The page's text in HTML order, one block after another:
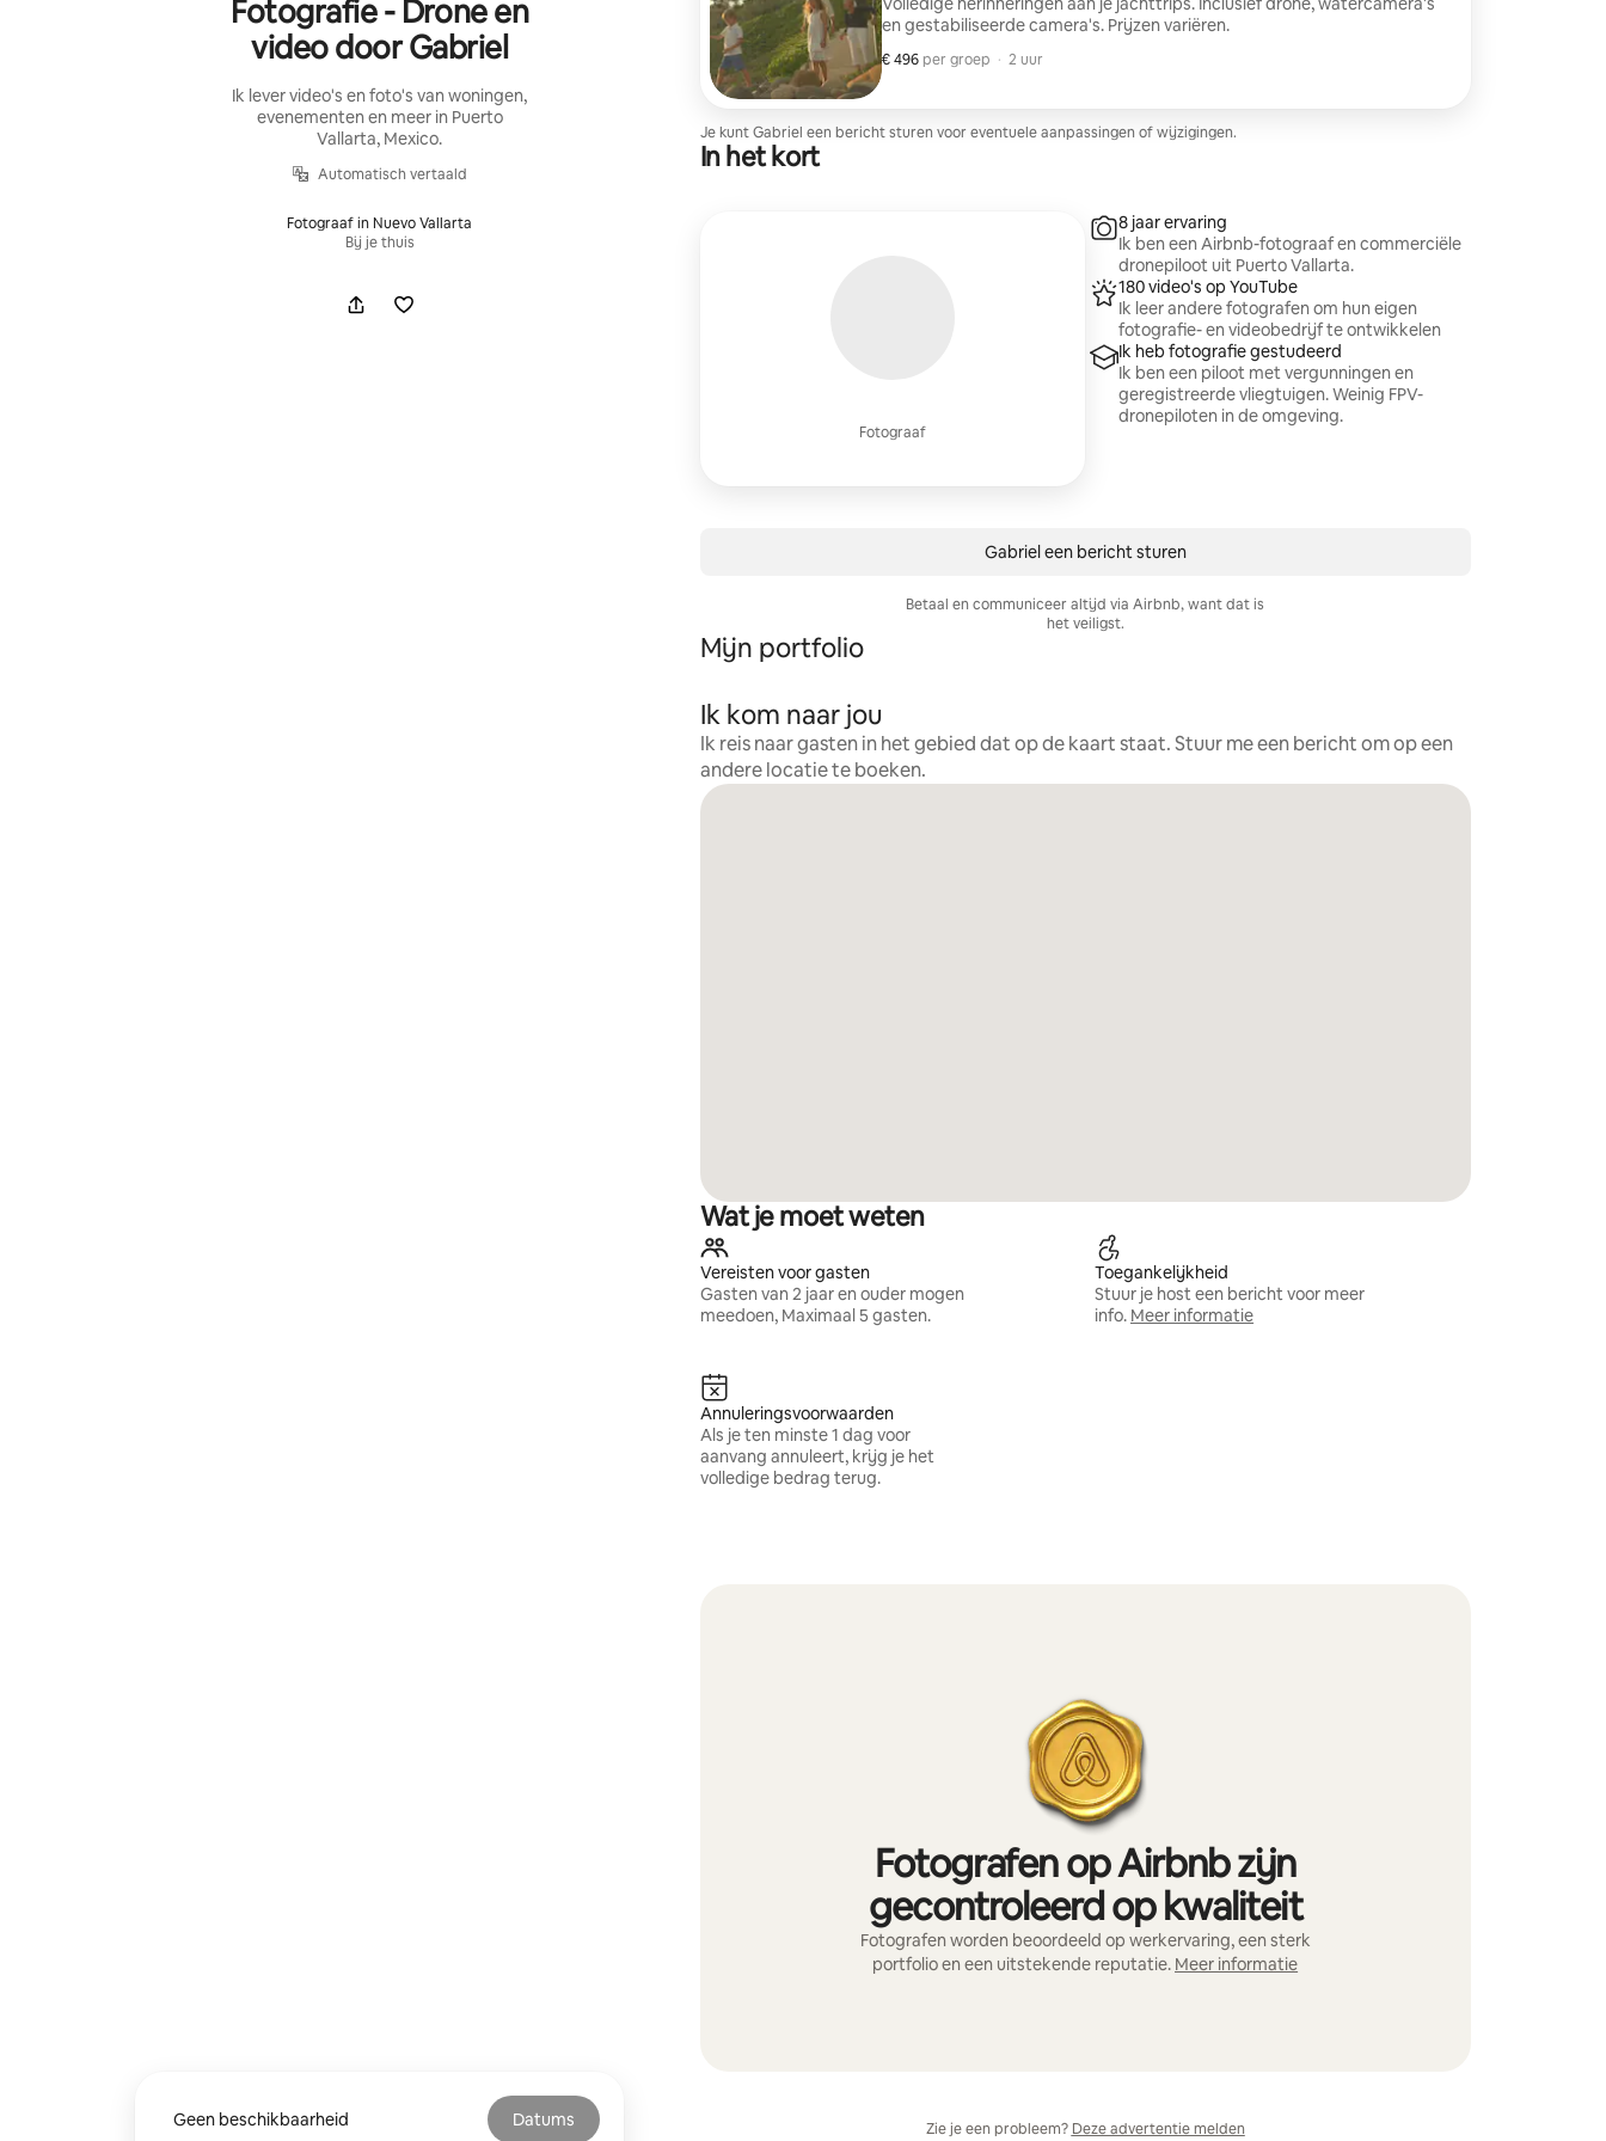
Fotografie - Drone en
video door Gabriel
Ik lever video's en foto's van woningen,
evenementen en meer in Puerto
Vallarta, Mexico.
Automatisch vertaald
Fotograaf in Nuevo Vallarta
Bij je thuis
Geen beschikbaarheid Datums
en gestabiliseerde camera's. Prijzen variëren.
€ 496 per groep
€ 496 per groep
, · 2 uur
Je kunt Gabriel een bericht sturen voor eventuele aanpassingen of wijzigingen.
In het kort
Fotograaf
8 jaar ervaring
Ik ben een Airbnb-fotograaf en commerciële
dronepiloot uit Puerto Vallarta.
180 video's op YouTube
Ik leer andere fotografen om hun eigen
fotografie- en videobedrijf te ontwikkelen
Ik heb fotografie gestudeerd
Ik ben een piloot met vergunningen en
geregistreerde vliegtuigen. Weinig FPV-
dronepiloten in de omgeving.
Gabriel een bericht sturen
Betaal en communiceer altijd via Airbnb, want dat is
het veiligst.
Mijn portfolio
Ik kom naar jou
Ik reis naar gasten in het gebied dat op de kaart staat. Stuur me een bericht om op een
andere locatie te boeken.
Wat je moet weten
Vereisten voor gasten
Gasten van 2 jaar en ouder mogen
meedoen, Maximaal 5 gasten.
Toegankelijkheid
Stuur je host een bericht voor meer
info. Meer informatie
Annuleringsvoorwaarden
Als je ten minste 1 dag voor
aanvang annuleert, krijg je het
volledige bedrag terug.
Fotografen op Airbnb zijn
gecontroleerd op kwaliteit
Fotografen worden beoordeeld op werkervaring, een sterk
portfolio en een uitstekende reputatie. Meer informatie
Zie je een probleem? Deze advertentie melden